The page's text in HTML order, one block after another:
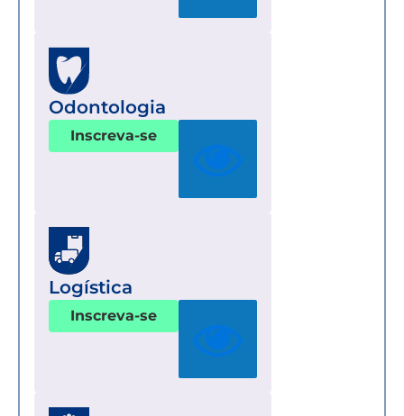
Odontologia
Inscreva-se
Logística
Inscreva-se